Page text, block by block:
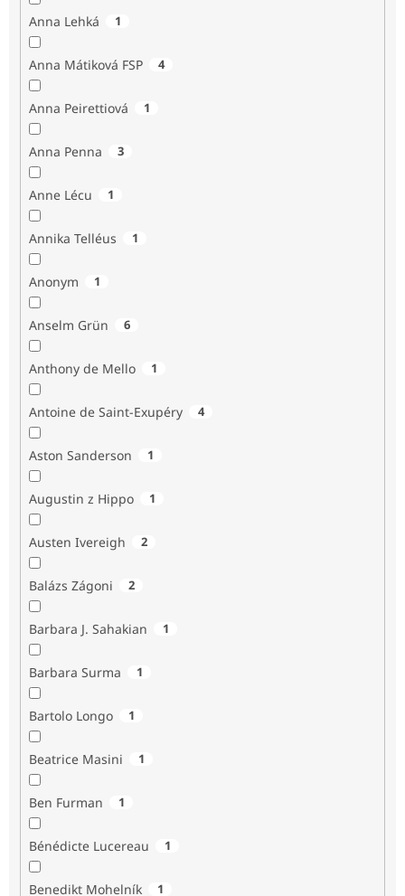
Anna Lehká 1
Anna Mátiková FSP 4
Anna Peirettiová 1
Anna Penna 3
Anne Lécu 1
Annika Telléus 1
Anonym 1
Anselm Grün 6
Anthony de Mello 1
Antoine de Saint-Exupéry 4
Aston Sanderson 1
Augustin z Hippo 1
Austen Ivereigh 2
Balázs Zágoni 2
Barbara J. Sahakian 1
Barbara Surma 1
Bartolo Longo 1
Beatrice Masini 1
Ben Furman 1
Bénédicte Lucereau 1
Benedikt Mohelník 1